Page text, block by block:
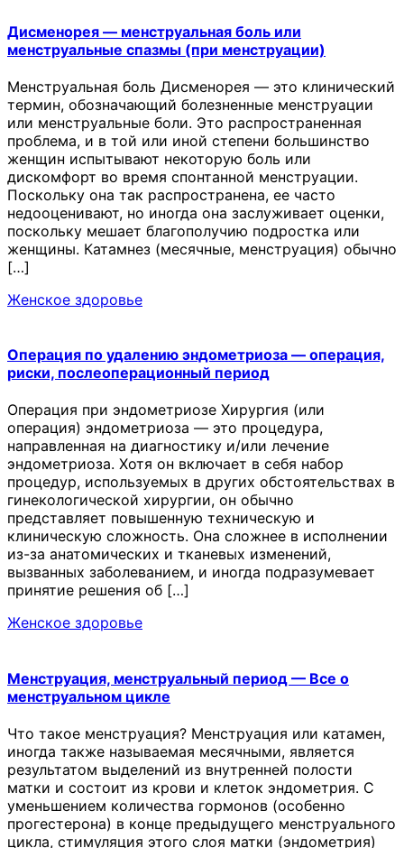
Дисменорея — менструальная боль или
менструальные спазмы (при менструации)
Менструальная боль Дисменорея — это клинический
термин, обозначающий болезненные менструации
или менструальные боли. Это распространенная
проблема, и в той или иной степени большинство
женщин испытывают некоторую боль или
дискомфорт во время спонтанной менструации.
Поскольку она так распространена, ее часто
недооценивают, но иногда она заслуживает оценки,
поскольку мешает благополучию подростка или
женщины. Катамнез (месячные, менструация) обычно
[…]
Женское здоровье
Операция по удалению эндометриоза — операция,
риски, послеоперационный период
Операция при эндометриозе Хирургия (или
операция) эндометриоза — это процедура,
направленная на диагностику и/или лечение
эндометриоза. Хотя он включает в себя набор
процедур, используемых в других обстоятельствах в
гинекологической хирургии, он обычно
представляет повышенную техническую и
клиническую сложность. Она сложнее в исполнении
из-за анатомических и тканевых изменений,
вызванных заболеванием, и иногда подразумевает
принятие решения об […]
Женское здоровье
Менструация, менструальный период — Все о
менструальном цикле
Что такое менструация? Менструация или катамен,
иногда также называемая месячными, является
результатом выделений из внутренней полости
матки и состоит из крови и клеток эндометрия. С
уменьшением количества гормонов (особенно
прогестерона) в конце предыдущего менструального
цикла, стимуляция этого слоя матки (эндометрия)